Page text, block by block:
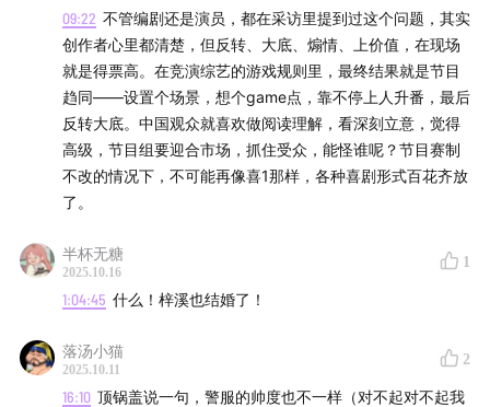
09:22 不管编剧还是演员，都在采访里提到过这个问题，其实
创作者心里都清楚，但反转、大底、煽情、上价值，在现场
就是得票高。在竞演综艺的游戏规则里，最终结果就是节目
趋同——设置个场景，想个game点，靠不停上人升番，最后
反转大底。中国观众就喜欢做阅读理解，看深刻立意，觉得
高级，节目组要迎合市场，抓住受众，能怪谁呢？节目赛制
不改的情况下，不可能再像喜1那样，各种喜剧形式百花齐放
了。
半杯无糖
2025.10.16
1
1:04:45 什么！梓溪也结婚了！
落汤小猫
2025.10.11
2
16:10 顶锅盖说一句，警服的帅度也不一样（对不起对不起我